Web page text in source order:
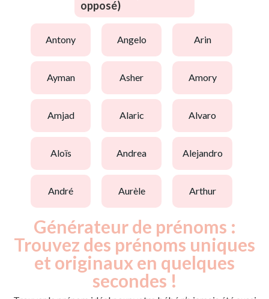
opposé)
antony angelo arin
ayman asher amory
amjad alaric alvaro
aloïs andrea alejandro
andré aurèle arthur
Générateur de prénoms :
Trouvez des prénoms uniques
et originaux en quelques
secondes !